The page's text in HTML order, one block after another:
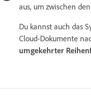
aus, um zwischen
Du kannst auch das
Cloud-Dokumente
umgekehrter